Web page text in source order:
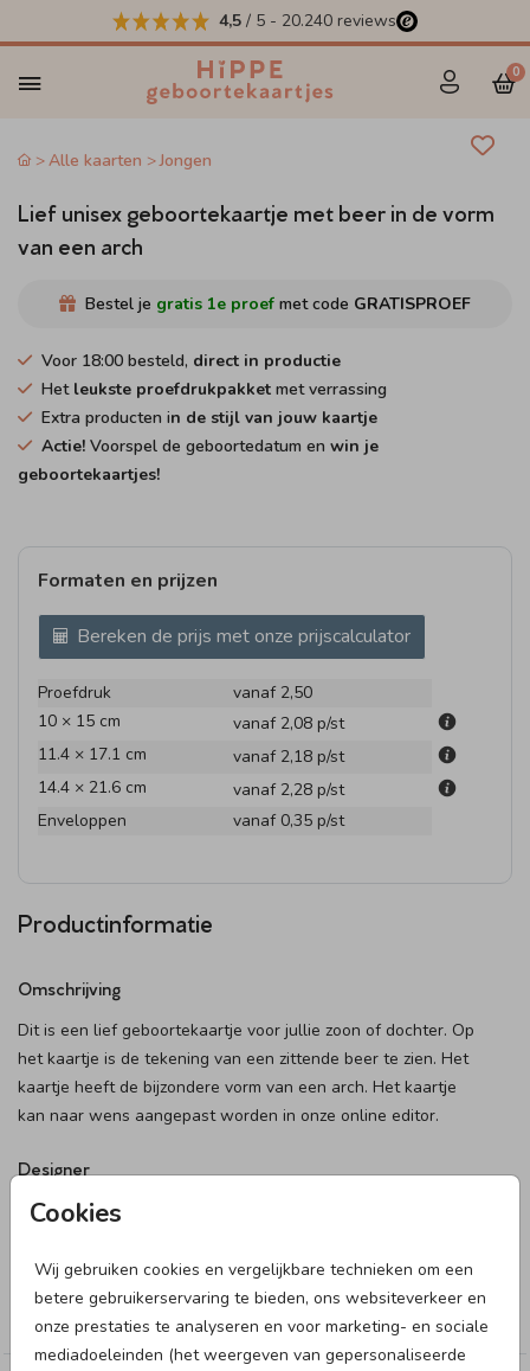
4,5 / 5 - 20.240 reviews
0
Cookies
Wij gebruiken cookies en vergelijkbare technieken om een
betere gebruikerservaring te bieden, ons websiteverkeer en
onze prestaties te analyseren en voor marketing- en sociale
mediadoeleinden (het weergeven van gepersonaliseerde
Alle kaarten Jongen
Lief unisex geboortekaartje met beer in de vorm
van een arch
Bestel je gratis 1e proef met code GRATISPROEF
Voor 18:00 besteld, direct in productie
Het leukste proefdrukpakket met verrassing
Extra producten in de stijl van jouw kaartje
Actie! Voorspel de geboortedatum en win je
geboortekaartjes!
Formaten en prijzen
Bereken de prijs met onze prijscalculator
Proefdruk
vanaf 2,50
10 × 15 cm
vanaf 2,08 p/st
11.4 × 17.1 cm
vanaf 2,18 p/st
14.4 × 21.6 cm
vanaf 2,28 p/st
Enveloppen
vanaf 0,35 p/st
Productinformatie
Omschrijving
Dit is een lief geboortekaartje voor jullie zoon of dochter. Op
het kaartje is de tekening van een zittende beer te zien. Het
kaartje heeft de bijzondere vorm van een arch. Het kaartje
kan naar wens aangepast worden in onze online editor.
Designer
JilleJille
Collectie
Jongen